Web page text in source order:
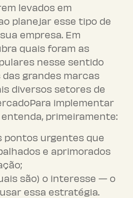
levados em
planejar esse tipo de
empresa. Em
quais foram as
nesse sentido
grandes marcas
diversos setores de
implementar
primeiramente:
pontos urgentes que
e aprimorados
são) o interesse — o
essa estratégia.